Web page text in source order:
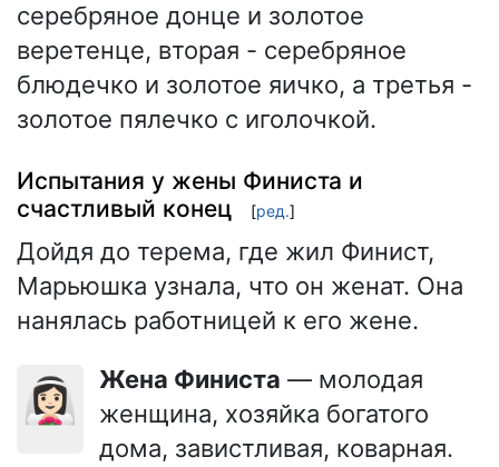
серебряное донце и золотое
веретенце, вторая - серебряное
блюдечко и золотое яичко, а третья -
золотое пялечко с иголочкой.
Испытания у жены Финиста и
счастливый конец
[ред.]
Дойдя до терема, где жил Финист,
Марьюшка узнала, что он женат. Она
нанялась работницей к его жене.
👰🏻‍♀️ Жена Финиста — молодая
женщина, хозяйка богатого
дома, завистливая, коварная.